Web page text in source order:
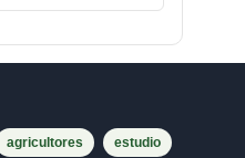
agricultores estudio